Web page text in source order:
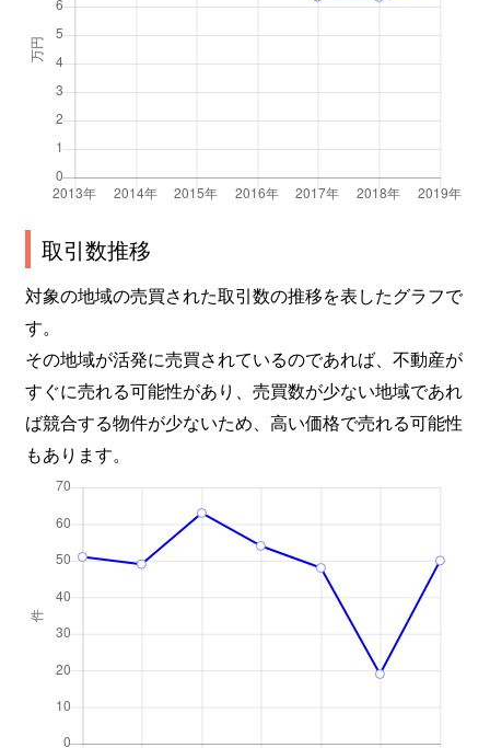
取引数推移
対象の地域の売買された取引数の推移を表したグラフで
す。
その地域が活発に売買されているのであれば、不動産が
すぐに売れる可能性があり、売買数が少ない地域であれ
ば競合する物件が少ないため、高い価格で売れる可能性
もあります。